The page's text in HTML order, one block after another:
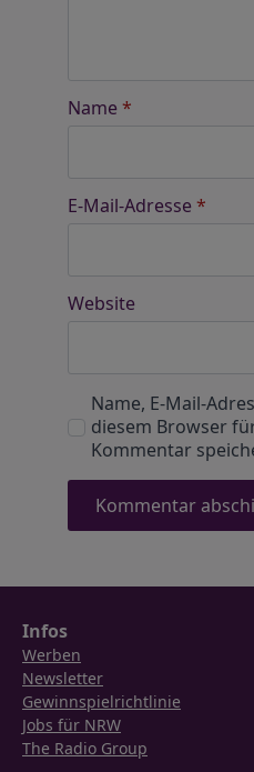
Name *
E-Mail-Adresse *
Website
Name, E-Mail-
diesem Browser
Kommentar
Infos
Werben
Newsletter
Gewinnspielrichtlinie
Jobs für NRW
The Radio Group